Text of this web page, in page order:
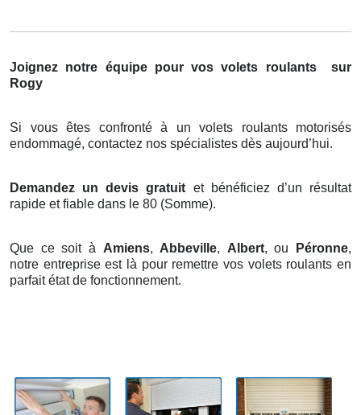
Joignez notre équipe pour vos volets roulants
sur
Rogy
Si vous êtes confronté à un volets roulants motorisés
endommagé, contactez nos spécialistes dès aujourd’hui.
Demandez un devis gratuit et bénéficiez d’un résultat
rapide et fiable dans le 80 (Somme).
Que ce soit à Amiens, Abbeville, Albert, ou Péronne,
notre entreprise est là pour remettre vos volets roulants en
parfait état de fonctionnement.